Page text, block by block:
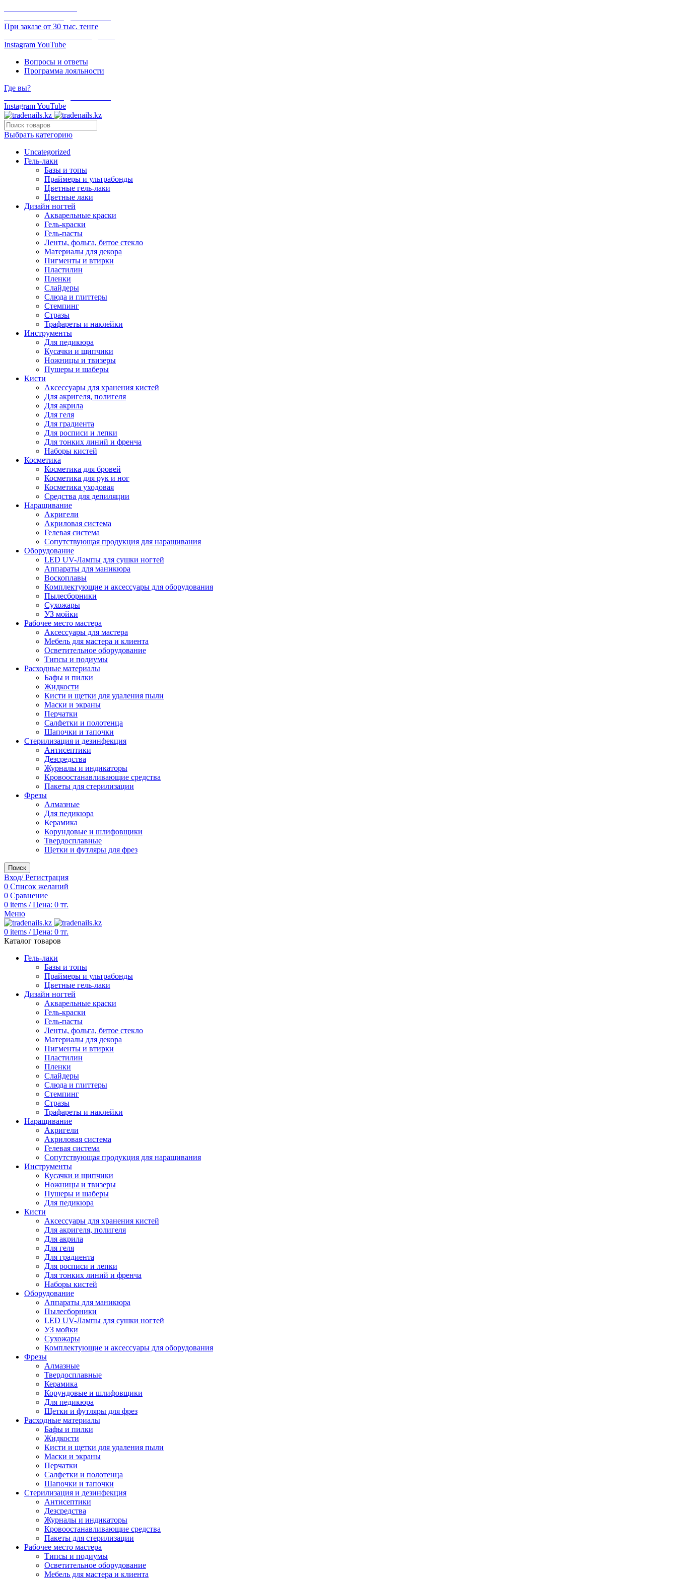
При заказе от 30 тыс. тенге
InstagramYouTube
Вопросы и ответы
Программа лояльности
Где вы?
InstagramYouTube
Выбрать категорию
Uncategorized
Гель-лаки
Базы и топы
Праймеры и ультрабонды
Цветные гель-лаки
Цветные лаки
Дизайн ногтей
Акварельные краски
Гель-краски
Гель-пасты
Ленты, фольга, битое стекло
Материалы для декора
Пигменты и втирки
Пластилин
Пленки
Слайдеры
Слюда и глиттеры
Стемпинг
Стразы
Трафареты и наклейки
Инструменты
Для педикюра
Кусачки и щипчики
Ножницы и твизеры
Пушеры и шаберы
Кисти
Аксессуары для хранения кистей
Для акригеля, полигеля
Для акрила
Для геля
Для градиента
Для росписи и лепки
Для тонких линий и френча
Наборы кистей
Косметика
Косметика для бровей
Косметика для рук и ног
Косметика уходовая
Средства для депиляции
Наращивание
Акригели
Акриловая система
Гелевая система
Сопутствующая продукция для наращивания
Оборудование
LED UV-Лампы для сушки ногтей
Аппараты для маникюра
Воскоплавы
Комплектующие и аксессуары для оборудования
Пылесборники
Сухожары
УЗ мойки
Рабочее место мастера
Аксессуары для мастера
Мебель для мастера и клиента
Осветительное оборудование
Типсы и подиумы
Расходные материалы
Бафы и пилки
Жидкости
Кисти и щетки для удаления пыли
Маски и экраны
Перчатки
Салфетки и полотенца
Шапочки и тапочки
Стерилизация и дезинфекция
Антисептики
Дезсредства
Журналы и индикаторы
Кровоостанавливающие средства
Пакеты для стерилизации
Фрезы
Алмазные
Для педикюра
Керамика
Корундовые и шлифовщики
Твердосплавные
Щетки и футляры для фрез
Поиск
Вход/ Регистрация
0 Список желаний
0 Сравнение
0 items / Цена: 0 тг.
Меню
0 items / Цена: 0 тг.
Каталог товаров
Гель-лаки
Базы и топы
Праймеры и ультрабонды
Цветные гель-лаки
Дизайн ногтей
Акварельные краски
Гель-краски
Гель-пасты
Ленты, фольга, битое стекло
Материалы для декора
Пигменты и втирки
Пластилин
Пленки
Слайдеры
Слюда и глиттеры
Стемпинг
Стразы
Трафареты и наклейки
Наращивание
Акригели
Акриловая система
Гелевая система
Сопутствующая продукция для наращивания
Инструменты
Кусачки и щипчики
Ножницы и твизеры
Пушеры и шаберы
Для педикюра
Кисти
Аксессуары для хранения кистей
Для акригеля, полигеля
Для акрила
Для геля
Для градиента
Для росписи и лепки
Для тонких линий и френча
Наборы кистей
Оборудование
Аппараты для маникюра
Пылесборники
LED UV-Лампы для сушки ногтей
УЗ мойки
Сухожары
Комплектующие и аксессуары для оборудования
Фрезы
Алмазные
Твердосплавные
Керамика
Корундовые и шлифовщики
Для педикюра
Щетки и футляры для фрез
Расходные материалы
Бафы и пилки
Жидкости
Кисти и щетки для удаления пыли
Маски и экраны
Перчатки
Салфетки и полотенца
Шапочки и тапочки
Стерилизация и дезинфекция
Антисептики
Дезсредства
Журналы и индикаторы
Кровоостанавливающие средства
Пакеты для стерилизации
Рабочее место мастера
Типсы и подиумы
Осветительное оборудование
Мебель для мастера и клиента